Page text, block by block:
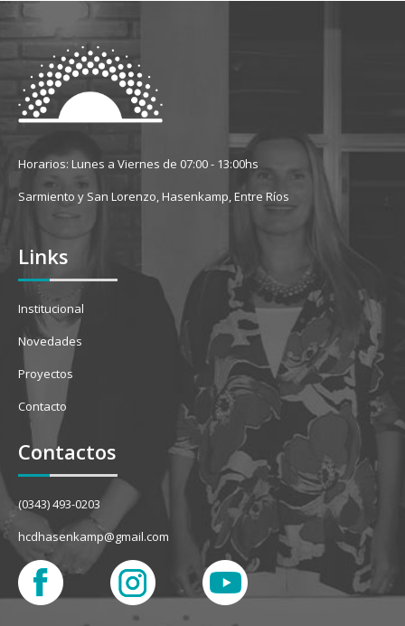
Horarios: Lunes a Viernes de 07:00 - 13:00hs
Sarmiento y San Lorenzo, Hasenkamp, Entre Ríos
Links
Institucional
Novedades
Proyectos
Contacto
Contactos
(0343) 493-0203
hcdhasenkamp@gmail.com